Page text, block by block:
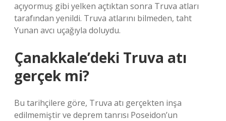
açıyormuş gibi yelken açtıktan sonra Truva atları
tarafından yenildi. Truva atlarını bilmeden, taht
Yunan avcı uçağıyla doluydu.
Çanakkale’deki Truva atı
gerçek mi?
Bu tarihçilere göre, Truva atı gerçekten inşa
edilmemiştir ve deprem tanrısı Poseidon’un